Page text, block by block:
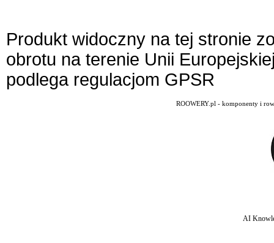
Produkt widoczny na tej stronie
obrotu na terenie Unii
podlega regulacjom GPSR
ROOWERY.pl - komponenty i
AI